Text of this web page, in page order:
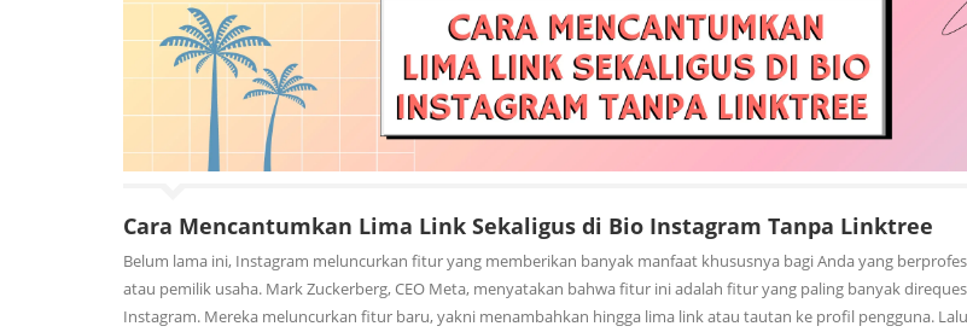
Cara Mencantumkan Lima Link Sekaligus di Bio Instagram Tanpa Linktree
Belum lama ini, Instagram meluncurkan fitur yang memberikan banyak manfaat khususnya bagi Anda yang
atau pemilik usaha. Mark Zuckerberg, CEO Meta, menyatakan bahwa fitur ini adalah fitur yang paling banyak
Instagram. Mereka meluncurkan fitur baru, yakni menambahkan hingga lima link atau tautan ke profil pengguna.